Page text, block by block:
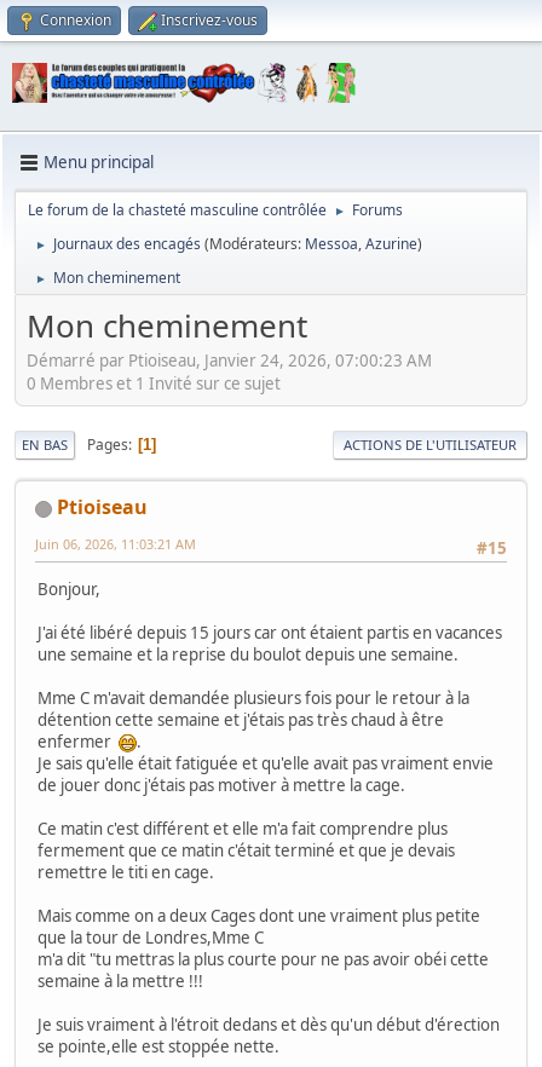
Connexion Inscrivez-vous
Menu principal
Le forum de la chasteté masculine contrôlée ► Forums
► Journaux des encagés (Modérateurs: Messoa,Azurine)
► Mon cheminement
Mon cheminement
Démarré par Ptioiseau, Janvier 24, 2026, 07:00:23 AM
0 Membres et 1 Invité sur ce sujet
EN BAS Pages 1 ACTIONS DE L'UTILISATEUR
Ptioiseau
#15
Juin 06, 2026, 11:03:21 AM
Bonjour,
J'ai été libéré depuis 15 jours car ont étaient partis en vacances
une semaine et la reprise du boulot depuis une semaine.
Mme C m'avait demandée plusieurs fois pour le retour à la
détention cette semaine et j'étais pas très chaud à être
enfermer
.
Je sais qu'elle était fatiguée et qu'elle avait pas vraiment envie
de jouer donc j'étais pas motiver à mettre la cage.
Ce matin c'est différent et elle m'a fait comprendre plus
fermement que ce matin c'était terminé et que je devais
remettre le titi en cage.
Mais comme on a deux Cages dont une vraiment plus petite
que la tour de Londres,Mme C
m'a dit "tu mettras la plus courte pour ne pas avoir obéi cette
semaine à la mettre !!!
Je suis vraiment à l'étroit dedans et dès qu'un début d'érection
se pointe,elle est stoppée nette.